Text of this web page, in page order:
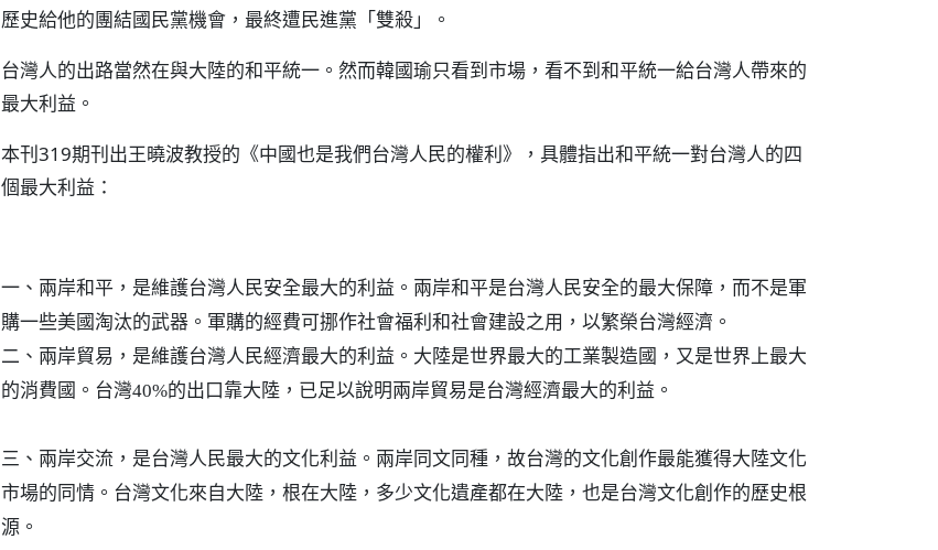
歷史給他的團結國民黨機會，最終遭民進黨「雙殺」。
台灣人的出路當然在與大陸的和平統一。然而韓國瑜只看到市場，看不到和平統一給台灣人帶來的
最大利益。
本刊319期刊出王曉波教授的《中國也是我們台灣人民的權利》，具體指出和平統一對台灣人的四
個最大利益：
一、兩岸和平，是維護台灣人民安全最大的利益。兩岸和平是台灣人民安全的最大保障，而不是軍
購一些美國淘汰的武器。軍購的經費可挪作社會福利和社會建設之用，以繁榮台灣經濟。
二、兩岸貿易，是維護台灣人民經濟最大的利益。大陸是世界最大的工業製造國，又是世界上最大
的消費國。台灣40%的出口靠大陸，已足以說明兩岸貿易是台灣經濟最大的利益。
三、兩岸交流，是台灣人民最大的文化利益。兩岸同文同種，故台灣的文化創作最能獲得大陸文化
市場的同情。台灣文化來自大陸，根在大陸，多少文化遺產都在大陸，也是台灣文化創作的歷史根
源。